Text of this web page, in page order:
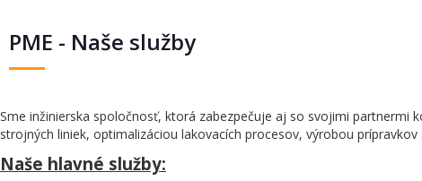
PME - Naše služby
Sme inžinierska spoločnosť, ktorá zabezpečuje aj so svojimi partnermi
strojných liniek, optimalizáciou lakovacích procesov, výrobou prípravkov
Naše hlavné služby: